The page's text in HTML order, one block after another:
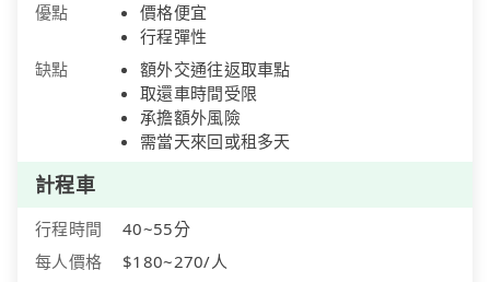
優點
價格便宜
行程彈性
缺點
額外交通往返取車點
取還車時間受限
承擔額外風險
需當天來回或租多天
計程車
行程時間
40~55分
每人價格
$180~270/人